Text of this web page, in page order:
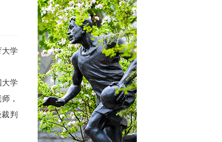
学
学
，
判